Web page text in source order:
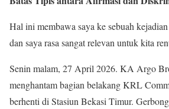
Hal ini membawa saya ke sebuah
dan saya rasa sangat relevan untuk kita
Senin malam, 27 April 2026. KA Argo
menghantam bagian belakang KRL
berhenti di Stasiun Bekasi Timur.